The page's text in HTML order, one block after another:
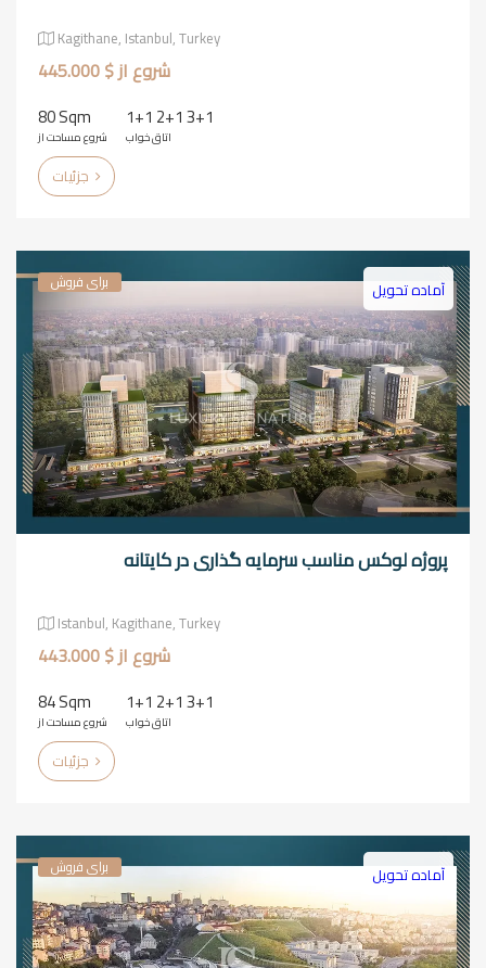
Kagithane, Istanbul, Turkey
شروع از $ 445.000
80 Sqm
شروع مساحت از
1+1 2+1 3+1
اتاق خواب
برای فروش آماده تحویل
پروژه لوکس مناسب سرمایه گذاری در کایتانه
Istanbul, Kagithane, Turkey
شروع از $ 443.000
84 Sqm
شروع مساحت از
1+1 2+1 3+1
اتاق خواب
برای فروش آماده تحویل